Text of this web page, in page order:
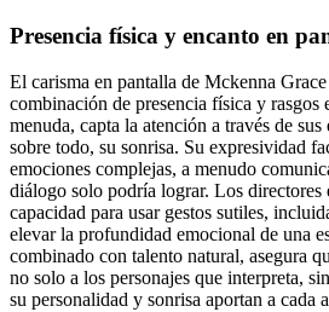
Presencia física y encanto en
El carisma en pantalla de Mckenna
combinación de presencia física y rasgos
menuda, capta la atención a través de
sobre todo, su sonrisa. Su expresividad
emociones complejas, a menudo
diálogo solo podría lograr. Los directores
capacidad para usar gestos sutiles,
elevar la profundidad emocional de una
combinado con talento natural, asegura
no solo a los personajes que interpreta,
su personalidad y sonrisa aportan a cada